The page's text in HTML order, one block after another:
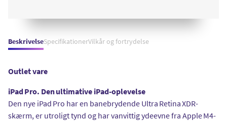
BeskrivelseSpecifikationerVilkår og fortrydelse
Outlet vare
iPad Pro. Den ultimative iPad-oplevelse
Den nye iPad Pro har en banebrydende Ultra Retina XDR-
skærm, er utroligt tynd og har vanvittig ydeevne fra Apple M4-